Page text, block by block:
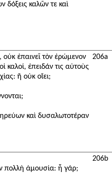
δόξεις καλῶν τε καὶ
οὐκ ἐπαινεῖ τὸν ἐρώμενον
καλοί, ἐπειδάν τις αὐτοὺς
ἢ οὐκ οἴει;
καὶ δυσαλωτοτέραν
πολλὴ ἀμουσία: ἦ γάρ;
206a
206b